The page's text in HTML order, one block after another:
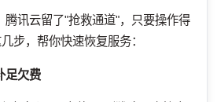
腾讯云留了"抢救通道"，只要操作得
步，帮你快速恢复服务：
足欠费